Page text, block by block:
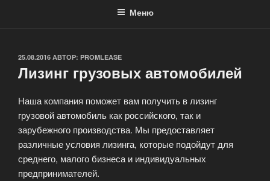
Меню
ОПУБЛИКОВАНО
25.08.2016 АВТОР: PROMLEASE
Лизинг грузовых автомобилей
Наша компания поможет вам получить в лизинг
грузовой автомобиль как российского, так и
зарубежного производства. Мы предоставляет
различные условия лизинга, которые подойдут для
среднего, малого бизнеса и индивидуальных
предпринимателей.